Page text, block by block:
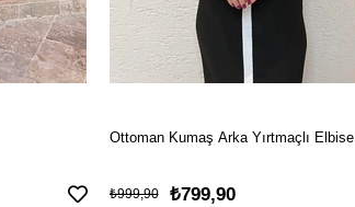
Ottoman Kumaş Arka Yırtmaçlı Elbise
₺799,90
₺999,90